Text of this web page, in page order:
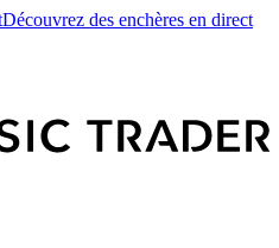
Découvrez des enchères en direct